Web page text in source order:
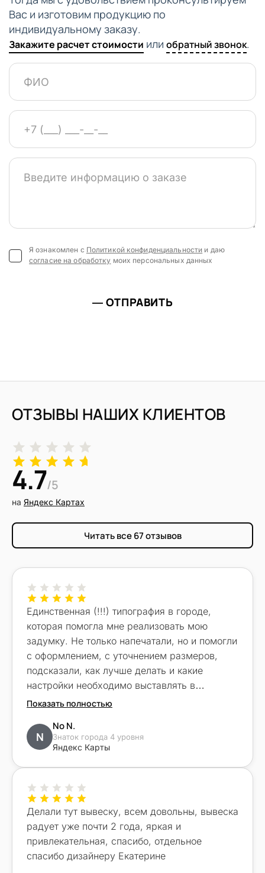
Вас и изготовим продукцию по
индивидуальному заказу.
Закажите расчет стоимости или обратный звонок.
Я ознакомлен с Политикой конфиденциальности и даю
согласие на обработку моих персональных данных
ОТПРАВИТЬ
ОТЗЫВЫ НАШИХ КЛИЕНТОВ
4.7/5
на Яндекс Картах
Читать все 67 отзывов
(откроется в новом окне)
Единственная (!!!) типография в городе,
которая помогла мне реализовать мою
задумку. Не только напечатали, но и помогли
с оформлением, с уточнением размеров,
подсказали, как лучше делать и какие
настройки необходимо выставлять в
будущем для идеального результата. Все
и только «Вот эти ребята» взяли и сделали.
Огромное спасибо!!!! Все было выполнено
спасибо Алексею за подход и готовность
помочь, если бы не он, ничего не вышло бы.
Обязательно вернусь ещё!
Показать полностью
N
No N.
Знаток города 4 уровня
Яндекс Карты
Делали тут вывеску, всем довольны, вывеска
радует уже почти 2 года, яркая и
привлекательная, спасибо, отдельное
спасибо дизайнеру Екатерине